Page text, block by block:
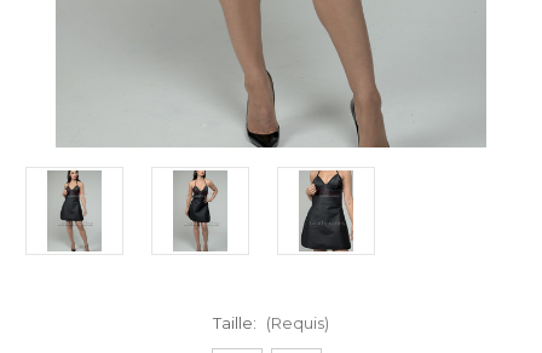
Taille: (Requis)